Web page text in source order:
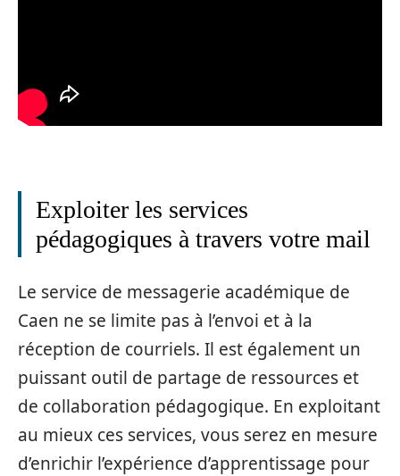
Exploiter les services
pédagogiques à travers votre mail
Le service de messagerie académique de
Caen ne se limite pas à l’envoi et à la
réception de courriels. Il est également un
puissant outil de partage de ressources et
de collaboration pédagogique. En exploitant
au mieux ces services, vous serez en mesure
d’enrichir l’expérience d’apprentissage pour